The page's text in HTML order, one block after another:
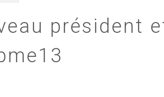
président